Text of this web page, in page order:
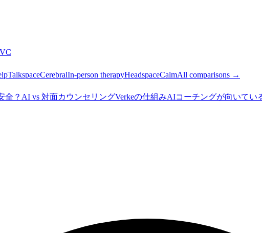
TalkspaceCerebralIn-person therapyHeadspaceCalmAll comparisons →
全？ AI vs 対面カウンセリングVerkeの仕組みAIコーチングが向いてい